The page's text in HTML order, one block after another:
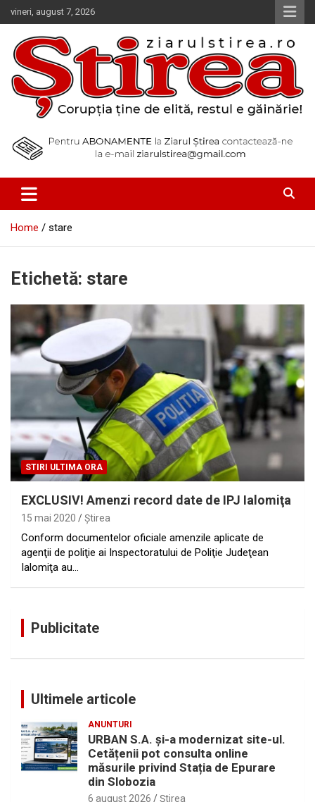
Skip
to
content
vineri, august 7, 2026
Ziarul Știrea
Home stare
Etichetă: stare
STIRI ULTIMA ORA
EXCLUSIV! Amenzi record date de IPJ Ialomiţa
15 mai 2020 Ştirea
Conform documentelor oficiale amenzile aplicate de
agenţii de poliţie ai Inspectoratului de Poliţie Judeţean
Ialomiţa au…
Publicitate
Ultimele articole
ANUNTURI
URBAN S.A. și-a modernizat site-ul.
Cetățenii pot consulta online
măsurile privind Stația de Epurare
din Slobozia
6 august 2026 Ştirea